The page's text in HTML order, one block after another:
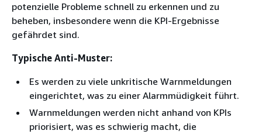
potenzielle Probleme schnell zu erkennen und zu
beheben, insbesondere wenn die KPI-Ergebnisse
gefährdet sind.
Typische Anti-Muster:
Es werden zu viele unkritische Warnmeldungen
eingerichtet, was zu einer Alarmmüdigkeit führt.
Warnmeldungen werden nicht anhand von KPIs
priorisiert, was es schwierig macht, die